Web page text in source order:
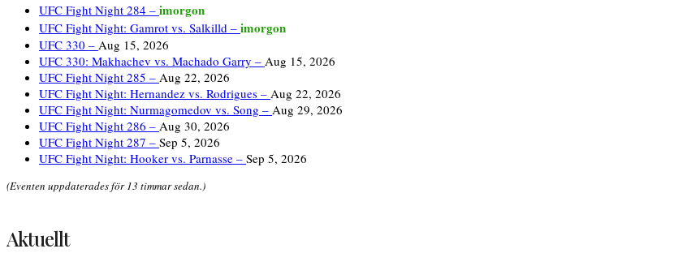
UFC Fight Night 284 – imorgon
UFC Fight Night: Gamrot vs. Salkilld – imorgon
UFC 330 – Aug 15, 2026
UFC 330: Makhachev vs. Machado Garry – Aug 15, 2026
UFC Fight Night 285 – Aug 22, 2026
UFC Fight Night: Hernandez vs. Rodrigues – Aug 22, 2026
UFC Fight Night: Nurmagomedov vs. Song – Aug 29, 2026
UFC Fight Night 286 – Aug 30, 2026
UFC Fight Night 287 – Sep 5, 2026
UFC Fight Night: Hooker vs. Parnasse – Sep 5, 2026
(Eventen uppdaterades för 13 timmar sedan.)
Aktuellt